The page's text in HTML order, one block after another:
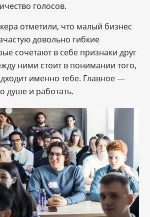
голосов.
отметили, что малый бизнес
довольно гибкие
сочетают в себе признаки друг
ними стоит в понимании того,
именно тебе. Главное —
душе и работать.